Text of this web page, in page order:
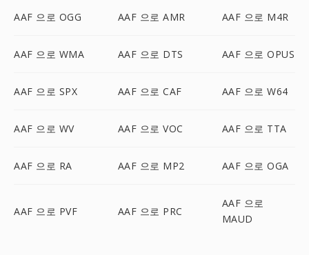
AAF 으로 OGG AAF 으로 AMR AAF 으로 M4R
AAF 으로 WMA AAF 으로 DTS AAF 으로 OPUS
AAF 으로 SPX AAF 으로 CAF AAF 으로 W64
AAF 으로 WV AAF 으로 VOC AAF 으로 TTA
AAF 으로 RA AAF 으로 MP2 AAF 으로 OGA
AAF 으로 PVF AAF 으로 PRC
AAF 으로
MAUD